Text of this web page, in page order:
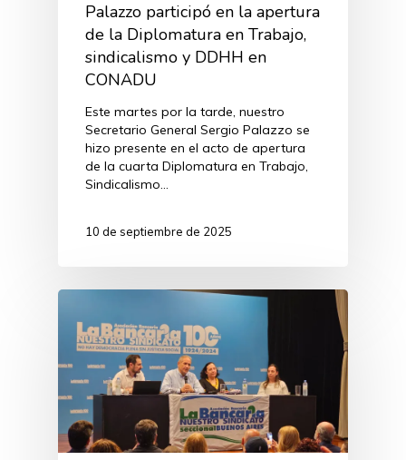
Palazzo participó en la apertura
de la Diplomatura en Trabajo,
sindicalismo y DDHH en
CONADU
Este martes por la tarde, nuestro
Secretario General Sergio Palazzo se
hizo presente en el acto de apertura
de la cuarta Diplomatura en Trabajo,
Sindicalismo…
10 de septiembre de 2025